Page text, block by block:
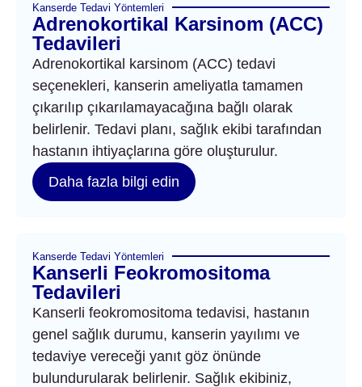
Kanserde Tedavi Yöntemleri
Adrenokortikal Karsinom (ACC)
Tedavileri
Adrenokortikal karsinom (ACC) tedavi
seçenekleri, kanserin ameliyatla tamamen
çıkarılıp çıkarılamayacağına bağlı olarak
belirlenir. Tedavi planı, sağlık ekibi tarafından
hastanın ihtiyaçlarına göre oluşturulur.
Daha fazla bilgi edin
Kanserde Tedavi Yöntemleri
Kanserli Feokromositoma
Tedavileri
Kanserli feokromositoma tedavisi, hastanın
genel sağlık durumu, kanserin yayılımı ve
tedaviye vereceği yanıt göz önünde
bulundurularak belirlenir. Sağlık ekibiniz,